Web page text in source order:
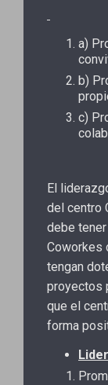
a)
b)
c)
El
del centro
debe
Coworkes
tengan
proyectos
que el
forma